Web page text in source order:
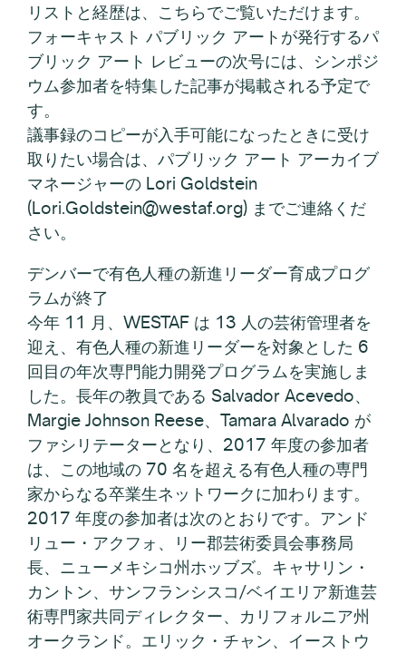
リストと経歴は、こちらでご覧いただけます。
フォーキャスト パブリック アートが発行するパ
ブリック アート レビューの次号には、シンポジ
ウム参加者を特集した記事が掲載される予定で
す。
議事録のコピーが入手可能になったときに受け
取りたい場合は、パブリック アート アーカイブ
マネージャーの Lori Goldstein
(Lori.Goldstein@westaf.org) までご連絡くだ
さい。
デンバーで有色人種の新進リーダー育成プログ
ラムが終了
今年 11 月、WESTAF は 13 人の芸術管理者を
迎え、有色人種の新進リーダーを対象とした 6
回目の年次専門能力開発プログラムを実施しま
した。長年の教員である Salvador Acevedo、
Margie Johnson Reese、Tamara Alvarado が
ファシリテーターとなり、2017 年度の参加者
は、この地域の 70 名を超える有色人種の専門
家からなる卒業生ネットワークに加わります。
2017 年度の参加者は次のとおりです。アンド
リュー・アクフォ、リー郡芸術委員会事務局
長、ニューメキシコ州ホッブズ。キャサリン・
カントン、サンフランシスコ/ベイエリア新進芸
術専門家共同ディレクター、カリフォルニア州
オークランド。エリック・チャン、イーストウ